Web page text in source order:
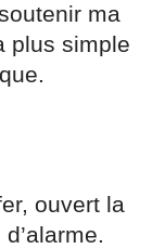
ma
plus simple
ouvert la